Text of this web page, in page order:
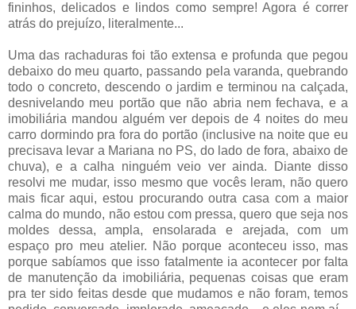
fininhos, delicados e lindos como sempre! Agora é correr
atrás do prejuízo, literalmente...
Uma das rachaduras foi tão extensa e profunda que pegou
debaixo do meu quarto, passando pela varanda, quebrando
todo o concreto, descendo o jardim e terminou na calçada,
desnivelando meu portão que não abria nem fechava, e a
imobiliária mandou alguém ver depois de 4 noites do meu
carro dormindo pra fora do portão (inclusive na noite que eu
precisava levar a Mariana no PS, do lado de fora, abaixo de
chuva), e a calha ninguém veio ver ainda. Diante disso
resolvi me mudar, isso mesmo que vocês leram, não quero
mais ficar aqui, estou procurando outra casa com a maior
calma do mundo, não estou com pressa, quero que seja nos
moldes dessa, ampla, ensolarada e arejada, com um
espaço pro meu atelier. Não porque aconteceu isso, mas
porque sabíamos que isso fatalmente ia acontecer por falta
de manutenção da imobiliária, pequenas coisas que eram
pra ter sido feitas desde que mudamos e não foram, temos